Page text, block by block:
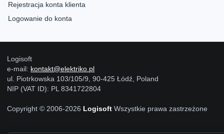
Rejestracja konta klienta
Logowanie do konta
Logisoft
e-mail: kontakt@elektriko.pl
ul. Piotrkowska 103/105/9, 90-425 Łódź, Poland
NIP (VAT ID): PL 8341722804
Copyright © 2006-2026 Logisoft Wszystkie prawa zastrzeżone